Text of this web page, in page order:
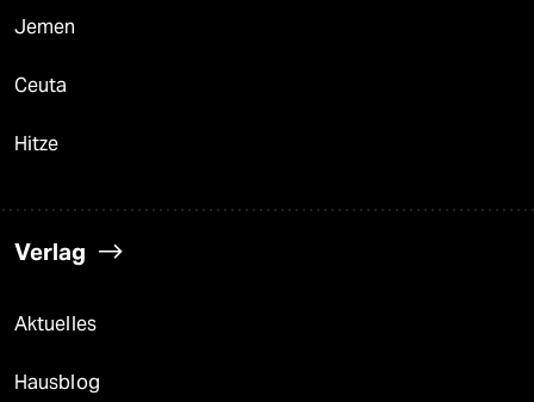
Jemen
Ceuta
Hitze
Verlag
Aktuelles
Hausblog